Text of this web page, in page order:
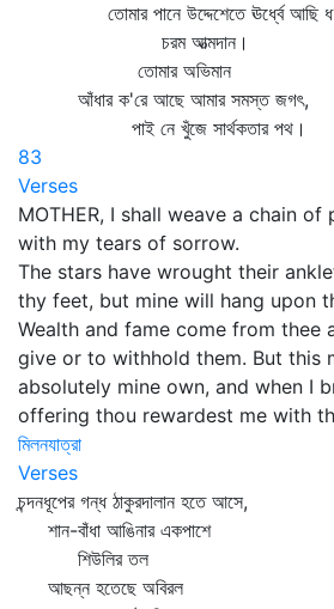
তোমার পানে উদ্দেশেতে ঊর্ধ্বে আছি
চরম আত্মদান।
তোমার অভিমান
আঁধার ক'রে আছে আমার সমস্ত জগৎ,
পাই নে খুঁজে সার্থকতার পথ।
83
Verses
MOTHER, I shall weave a chain
with my tears of sorrow.
The stars have wrought their
thy feet, but mine will hang upon
Wealth and fame come from thee
give or to withhold them. But this
absolutely mine own, and when I
offering thou rewardest me with
মিলনযাত্রা
Verses
চন্দনধূপের গন্ধ ঠাকুরদালান হতে আসে,
শান-বাঁধা আঙিনার একপাশে
শিউলির তল
আছন্ন হতেছে অবিরল